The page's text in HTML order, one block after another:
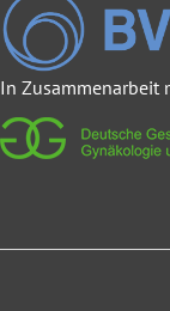
In Zusammenarbeit